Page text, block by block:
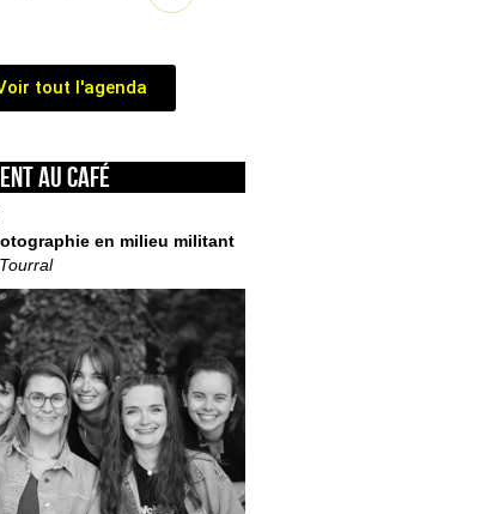
tout l'agenda
au café
en milieu militant